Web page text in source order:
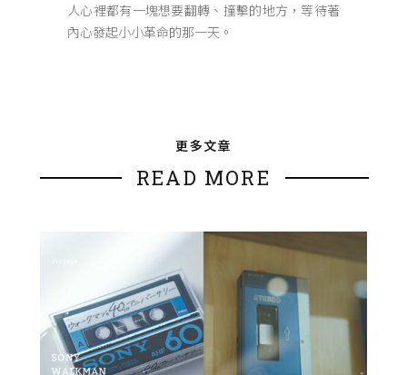
人心裡都有一塊想要翻轉、撞擊的地方，等待著
內心發起小小革命的那一天。
更多文章
READ MORE